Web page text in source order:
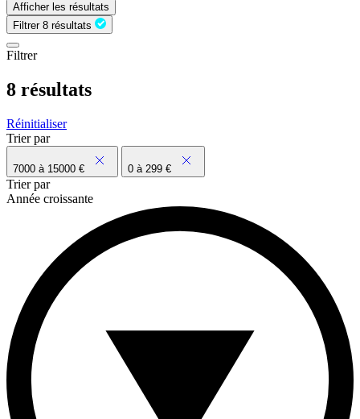
Afficher les résultats
Filtrer 8 résultats
Filtrer
8 résultats
Réinitialiser
Trier par
7000 à 15000 € 0 à 299 €
Trier par
Année croissante